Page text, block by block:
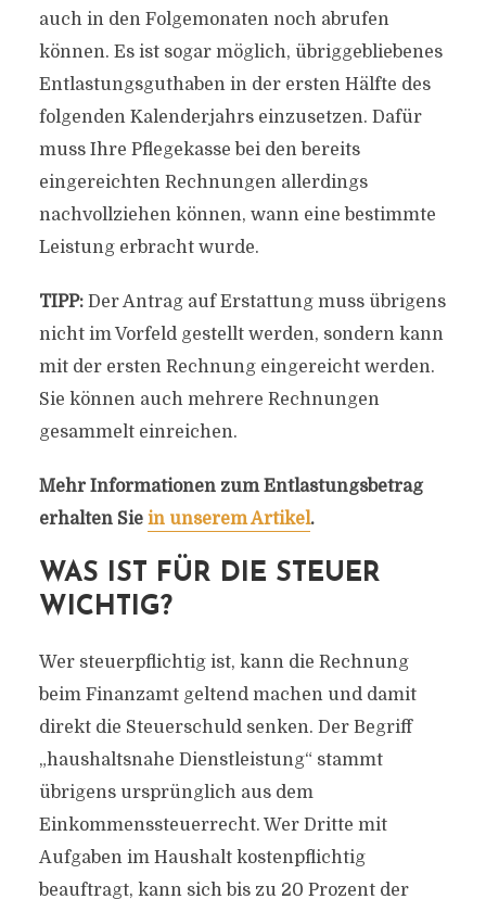
auch in den Folgemonaten noch abrufen
können. Es ist sogar möglich, übriggebliebenes
Entlastungsguthaben in der ersten Hälfte des
folgenden Kalenderjahrs einzusetzen. Dafür
muss Ihre Pflegekasse bei den bereits
eingereichten Rechnungen allerdings
nachvollziehen können, wann eine bestimmte
Leistung erbracht wurde.
TIPP:Der Antrag auf Erstattung muss übrigens
nicht im Vorfeld gestellt werden, sondern kann
mit der ersten Rechnung eingereicht werden.
Sie können auch mehrere Rechnungen
gesammelt einreichen.
Mehr Informationen zum Entlastungsbetrag
erhalten Sie in unserem Artikel.
WAS IST FÜR DIE STEUER
WICHTIG?
Wer steuerpflichtig ist, kann die Rechnung
beim Finanzamt geltend machen und damit
direkt die Steuerschuld senken. Der Begriff
„haushaltsnahe Dienstleistung“ stammt
übrigens ursprünglich aus dem
Einkommenssteuerrecht. Wer Dritte mit
Aufgaben im Haushalt kostenpflichtig
beauftragt, kann sich bis zu 20 Prozent der